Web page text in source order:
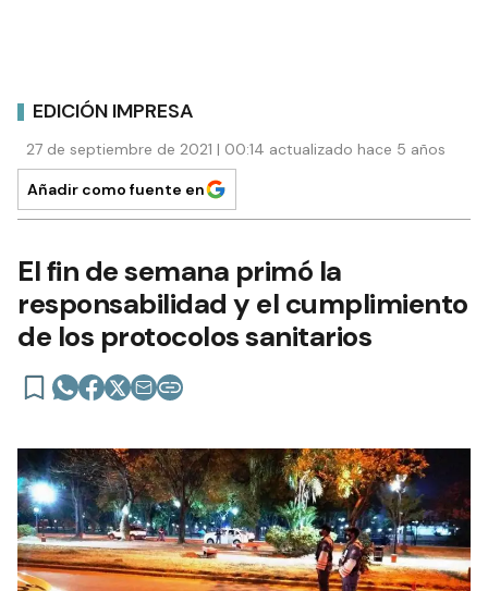
EDICIÓN IMPRESA
27 de septiembre de 2021 | 00:14 actualizado hace 5 años
Añadir como fuente en
El fin de semana primó la
responsabilidad y el cumplimiento
de los protocolos sanitarios